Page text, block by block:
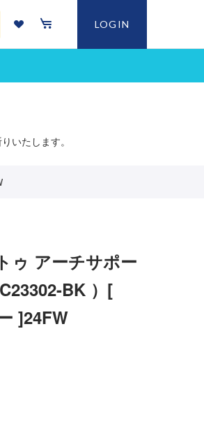
LOGIN
いたします。
ゥ アーチサポー
BK ）[
]24FW